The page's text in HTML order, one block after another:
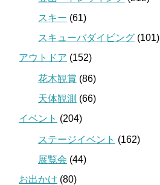
スキー (61)
スキューバダイビング (101)
アウトドア (152)
花木観賞 (86)
天体観測 (66)
イベント (204)
ステージイベント (162)
展覧会 (44)
お出かけ (80)